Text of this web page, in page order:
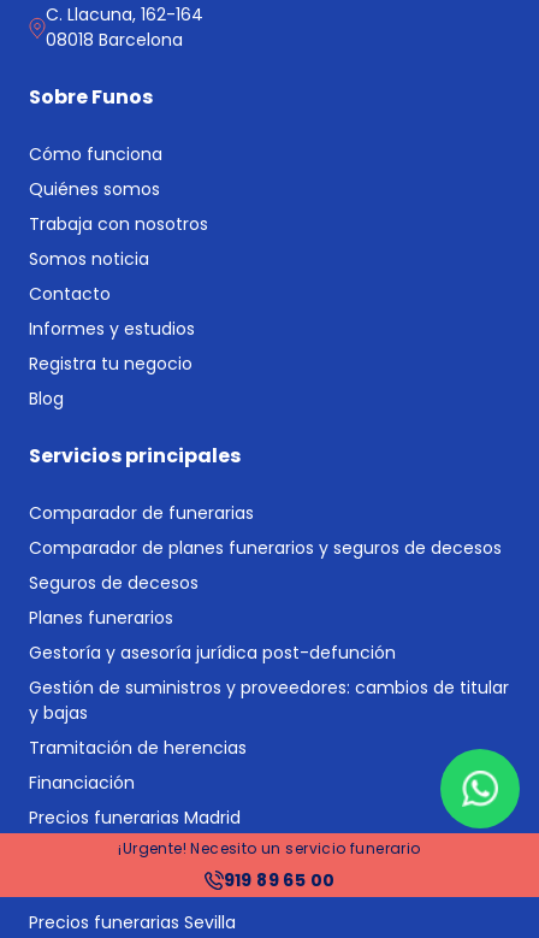
¡Urgente! Necesito un servicio funerario
919 89 65 00
C. Llacuna, 162-164
08018 Barcelona
Sobre Funos
Cómo funciona
Quiénes somos
Trabaja con nosotros
Somos noticia
Contacto
Informes y estudios
Registra tu negocio
Blog
Servicios principales
Comparador de funerarias
Comparador de planes funerarios y seguros de decesos
Seguros de decesos
Planes funerarios
Gestoría y asesoría jurídica post-defunción
Gestión de suministros y proveedores: cambios de titular
y bajas
Tramitación de herencias
Financiación
Precios funerarias Madrid
Precios funerarias Barcelona
Precios funerarias Valencia
Precios funerarias Sevilla